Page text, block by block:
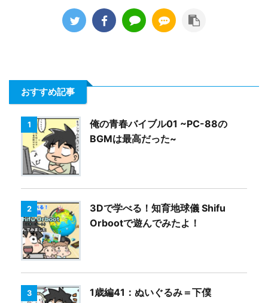
おすすめ記事
1
俺の青春バイブル01 ~PC-88の
BGMは最高だった~
2
3Dで学べる！知育地球儀 Shifu
Orbootで遊んでみたよ！
3 1歳編41：ぬいぐるみ＝下僕